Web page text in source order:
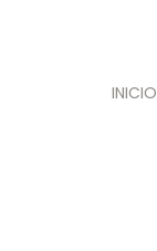
INICIO